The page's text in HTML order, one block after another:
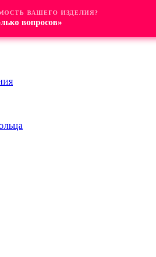
ВАШЕГО ИЗДЕЛИЯ?
вопросов»